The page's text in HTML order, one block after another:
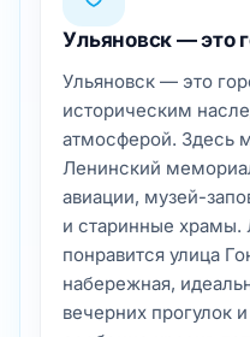
Ленинский
и старинные храмы.
понравится улица
набережная,
вечерних прогулок
особенно красив
утопает в зелени, а
солнце. Осенью
золотыми красками,
уютным и нарядным,